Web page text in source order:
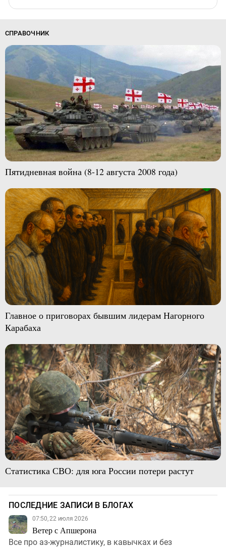
СПРАВОЧНИК
Пятидневная война (8-12 августа 2008 года)
Главное о приговорах бывшим лидерам Нагорного
Карабаха
Статистика СВО: для юга России потери растут
ПОСЛЕДНИЕ ЗАПИСИ В БЛОГАХ
07:50, 22 июля 2026
Ветер с Апшерона
Все про аз-журналистику, в кавычках и без